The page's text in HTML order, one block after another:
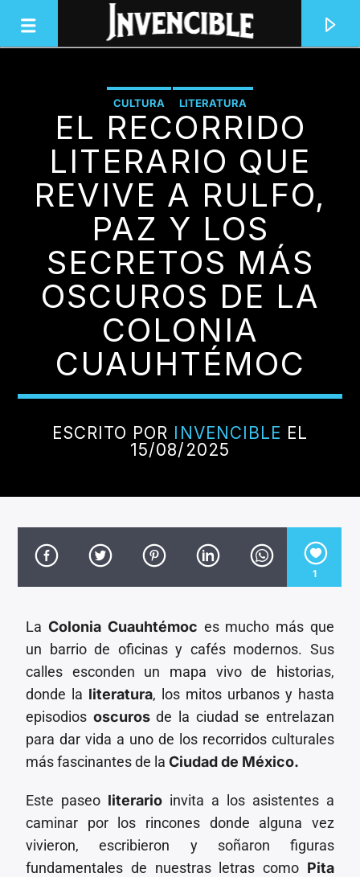
INVENCIBLE RADIO
JUNTOS SOMOS INVENCIBLES
CANCIÓN ACTUAL
Invencible Radio
CULTURA LITERATURA
EL RECORRIDO
LITERARIO QUE
REVIVE A RULFO,
PAZ Y LOS
SECRETOS MÁS
OSCUROS DE LA
COLONIA
CUAUHTÉMOC
ESCRITO POR INVENCIBLE EL
15/08/2025
1
LaColonia Cuauhtémoc es mucho más que
un barrio de oficinas y cafés modernos. Sus
calles esconden un mapa vivo de historias,
donde la literatura, los mitos urbanos y hasta
episodios oscurosde la ciudad se entrelazan
para dar vida a uno de los recorridos culturales
más fascinantes de laCiudad de México.
Este paseo literario invita a los asistentes a
caminar por los rincones donde alguna vez
vivieron, escribieron y soñaron figuras
fundamentales de nuestras letras como Pita